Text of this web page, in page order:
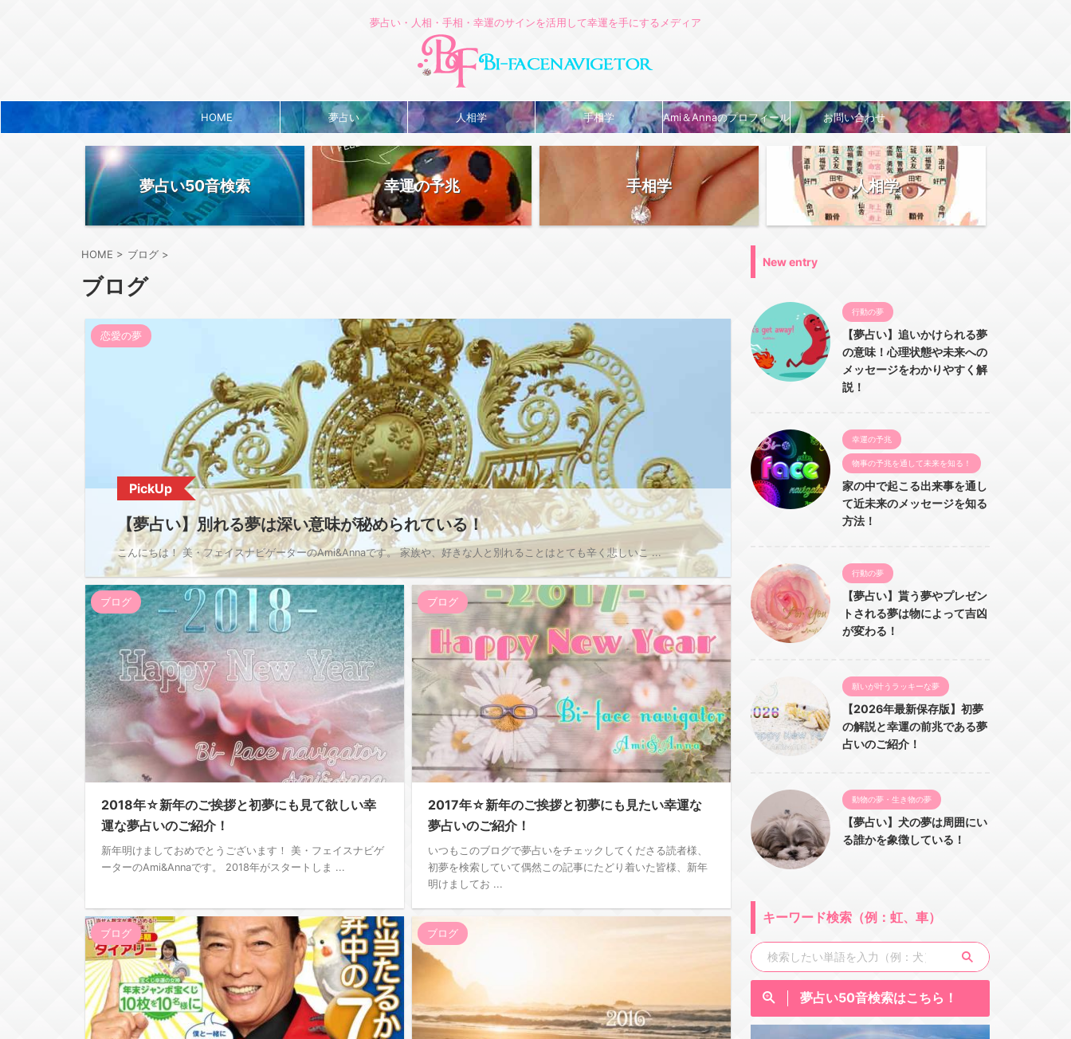
夢占い・人相・手相・幸運のサインを活用して幸運を手にするメディア
HOME 夢占い 人相学 手相学 Ami＆Annaのプロフィール お問い合わせ
夢占い50音検索 幸運の予兆 手相学 人相学
HOME > ブログ >
ブログ
恋愛の夢
PickUp
【夢占い】別れる夢は深い意味が秘められている！
こんにちは！ 美・フェイスナビゲーターのAmi&Annaです。 家族や、好きな人と別れることはとても辛く悲しいこ ...
ブログ
2018年☆新年のご挨拶と初夢にも見て欲しい幸
運な夢占いのご紹介！
新年明けましておめでとうございます！ 美・フェイスナビゲ
ーターのAmi&Annaです。 2018年がスタートしま ...
ブログ
2017年☆新年のご挨拶と初夢にも見たい幸運な
夢占いのご紹介！
いつもこのブログで夢占いをチェックしてくださる読者様、
初夢を検索していて偶然この記事にたどり着いた皆様、新年
明けましてお ...
ブログ ブログ
New entry
行動の夢
【夢占い】追いかけられる夢
の意味！心理状態や未来への
メッセージをわかりやすく解
説！
幸運の予兆
物事の予兆を通して未来を知る！
家の中で起こる出来事を通し
て近未来のメッセージを知る
方法！
行動の夢
【夢占い】貰う夢やプレゼン
トされる夢は物によって吉凶
が変わる！
願いが叶うラッキーな夢
【2026年最新保存版】初夢
の解説と幸運の前兆である夢
占いのご紹介！
動物の夢・生き物の夢
【夢占い】犬の夢は周囲にい
る誰かを象徴している！
キーワード検索（例：虹、車）
夢占い50音検索はこちら！